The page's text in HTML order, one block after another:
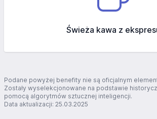
Świeża kawa z
Podane powyżej benefity nie są oficjalnym
Zostały wyselekcjonowane na podstawie
pomocą algorytmów sztucznej inteligencji.
Data aktualizacji: 25.03.2025